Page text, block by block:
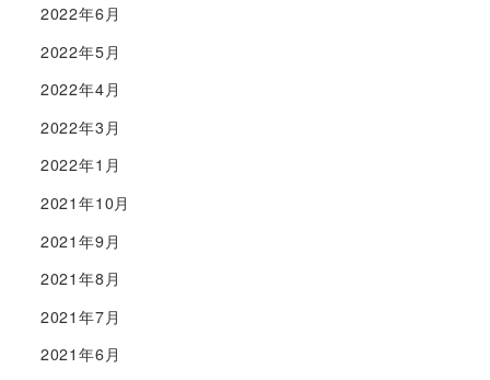
2022年6月
2022年5月
2022年4月
2022年3月
2022年1月
2021年10月
2021年9月
2021年8月
2021年7月
2021年6月